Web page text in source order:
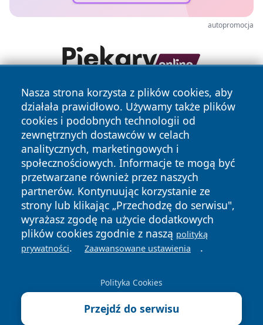
autopromocja
Nasza strona korzysta z plików cookies, aby
działała prawidłowo. Używamy także plików
cookies i podobnych technologii od
zewnętrznych dostawców w celach
analitycznych, marketingowych i
społecznościowych. Informacje te mogą być
przetwarzane również przez naszych
partnerów. Kontynuując korzystanie ze
strony lub klikając „Przechodzę do serwisu",
wyrażasz zgodę na użycie dodatkowych
plików cookies zgodnie z naszą polityką
prywatności. Zaawansowane ustawienia .
Polityka Cookies
Przejdź do serwisu
Copyright © 2026 echolegnica.pl Wszystkie prawa
zastrzeżone.
News Autorzy
Polityka
Prywatności
Polityka
Cookies